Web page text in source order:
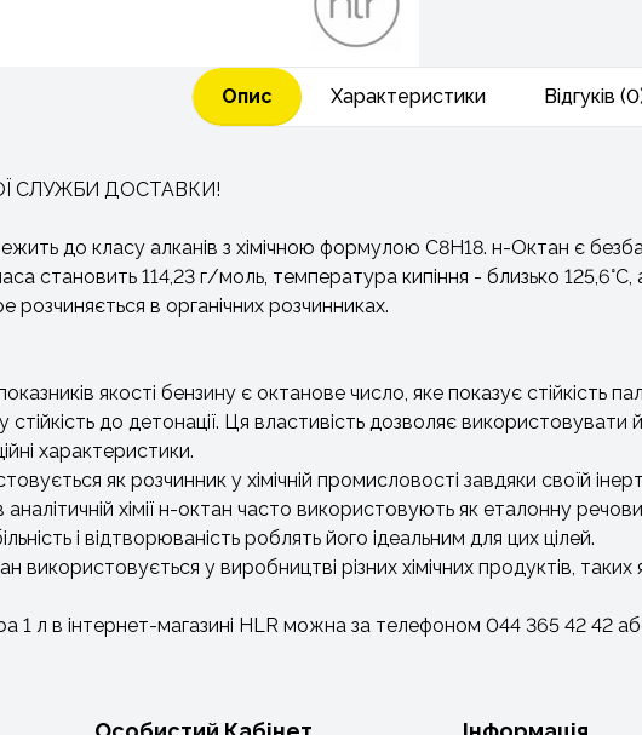
Опис Характеристики Відгуків
СЛУЖБИ ДОСТАВКИ!
до класу алканів з хімічною формулою C8H18. н-Октан є
становить 114,23 г/моль, температура кипіння - близько
розчиняється в органічних розчинниках.
якості бензину є октанове число, яке показує стійкість
до детонації. Ця властивість дозволяє
характеристики.
як розчинник у хімічній промисловості завдяки своїй
аналітичній хімії н-октан часто використовують як еталонну
і відтворюваність роблять його ідеальним для цих цілей.
у виробництві різних хімічних продуктів, таких
1 л в інтернет-магазині HLR можна за телефоном 044 365 42 42